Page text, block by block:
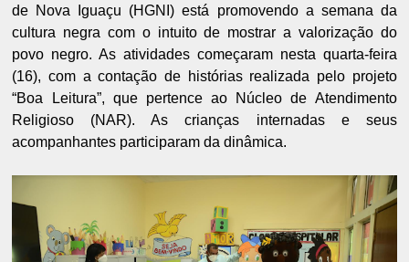
de Nova Iguaçu (HGNI) está promovendo a semana da
cultura negra com o intuito de mostrar a valorização do
povo negro. As atividades começaram nesta quarta-feira
(16), com a contação de histórias realizada pelo projeto
“Boa Leitura”, que pertence ao Núcleo de Atendimento
Religioso (NAR). As crianças internadas e seus
acompanhantes participaram da dinâmica.